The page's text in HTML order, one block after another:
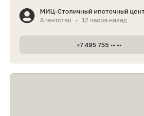
МИЦ-Столичный ипотечный
Агентство
• 12 часов назад
+7 495 755 •• ••